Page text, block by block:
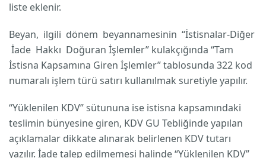
liste eklenir.
Beyan, ilgili dönem beyannamesinin “İstisnalar-Diğer
İade Hakkı Doğuran İşlemler” kulakçığında “Tam
İstisna Kapsamına Giren İşlemler” tablosunda 322 kod
numaralı işlem türü satırı kullanılmak suretiyle yapılır.
“Yüklenilen KDV” sütununa ise istisna kapsamındaki
teslimin bünyesine giren, KDV GU Tebliğinde yapılan
açıklamalar dikkate alınarak belirlenen KDV tutarı
yazılır. İade talep edilmemesi halinde “Yüklenilen KDV”